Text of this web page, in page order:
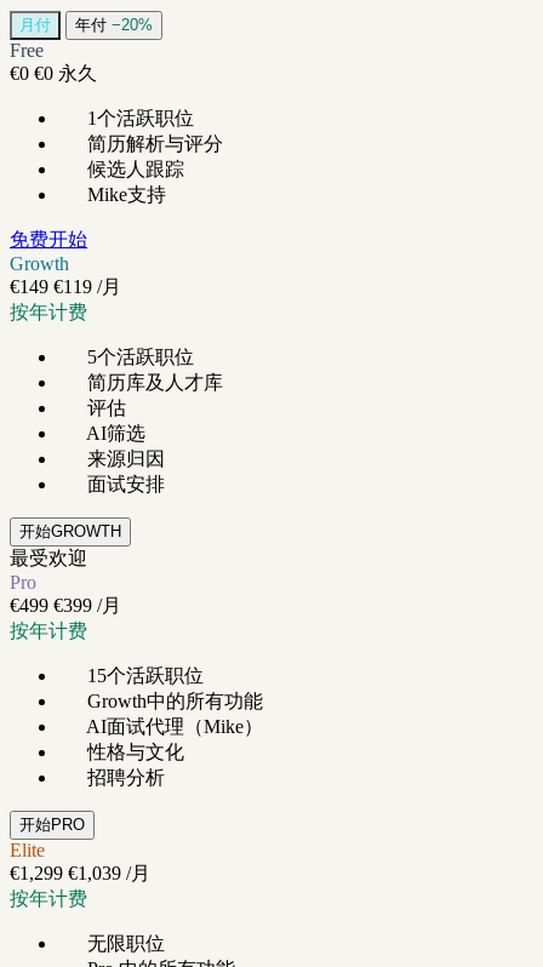
月付 年付 −20%
Free
€0 €0 永久
1个活跃职位
简历解析与评分
候选人跟踪
Mike支持
免费开始
Growth
€149 €119 /月
按年计费
5个活跃职位
简历库及人才库
评估
AI筛选
来源归因
面试安排
开始GROWTH
最受欢迎
Pro
€499 €399 /月
按年计费
15个活跃职位
Growth中的所有功能
AI面试代理（Mike）
性格与文化
招聘分析
开始PRO
Elite
€1,299 €1,039 /月
按年计费
无限职位